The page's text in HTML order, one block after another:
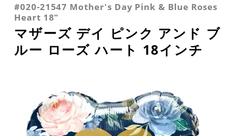
#020-21547 Mother's Day Pink & Blue Roses
Heart 18"
マザーズ デイ ピンク アンド ブ
ルー ローズ ハート 18インチ